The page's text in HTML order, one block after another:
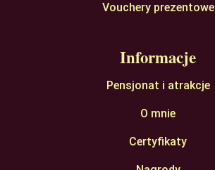
Vouchery prezentowe
Informacje
Pensjonat i atrakcje
O mnie
Certyfikaty